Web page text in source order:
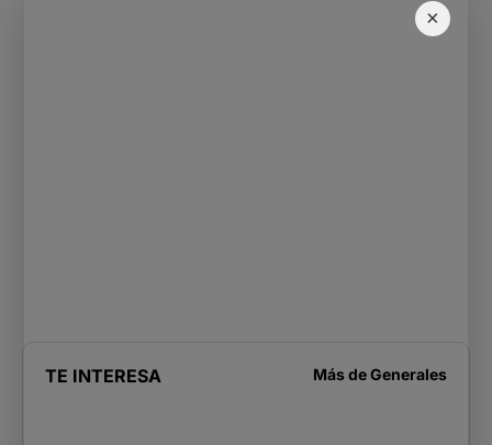
×
TE INTERESA Más deGenerales